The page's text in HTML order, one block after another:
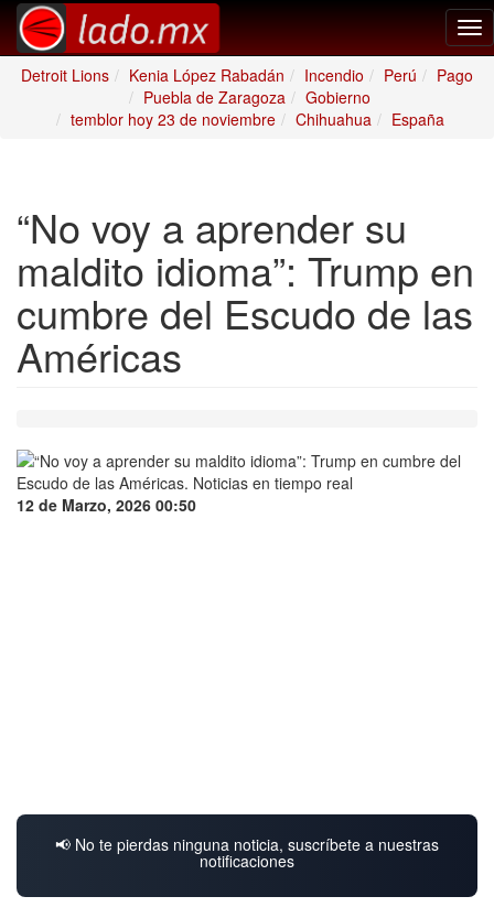
Detroit Lions
Kenia López Rabadán Incendio Perú
Pago
Puebla de Zaragoza
Gobierno
temblor hoy 23 de noviembre
Chihuahua España
“No voy a aprender su
maldito idioma”: Trump en
cumbre del Escudo de las
Américas
12 de Marzo, 2026 00:50
📢 No te pierdas ninguna noticia, suscríbete a nuestras
notificaciones